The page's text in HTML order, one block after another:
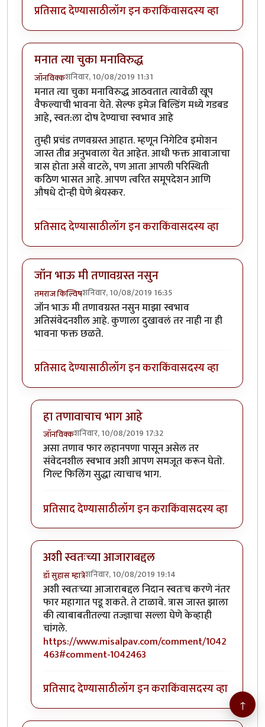
प्रतिसाद देण्यासाठीलॉग इन कराकिंवासदस्य व्हा
मनात त्या चुका मनाविरुद्ध
जॉनविक्कशनिवार, 10/08/2019 11:31
मनात त्या चुका मनाविरुद्ध आठवतात त्यावेळी खूप
वैफल्याची भावना येते. सेल्फ इमेज बिल्डिंग मध्ये गडबड
आहे, स्वत:ला दोष देण्याचा स्वभाव आहे
तुम्ही प्रचंड तणवग्रस्त आहात. म्हणून निगेटिव इमोशन
जास्त तीव्र अनुभवाला येत आहेत. आधी फक्त आवाजाचा
त्रास होता असे वाटले, पण आता आपली परिस्थिती
कठिण भासत आहे. आपण त्वरित समूपदेशन आणि
औषधे दोन्ही घेणे श्रेयस्कर.
प्रतिसाद देण्यासाठीलॉग इन कराकिंवासदस्य व्हा
जॉन भाऊ मी तणावग्रस्त नसुन
तमराज किल्विषशनिवार, 10/08/2019 16:35
जॉन भाऊ मी तणावग्रस्त नसुन माझा स्वभाव
अतिसंवेदनशील आहे. कुणाला दुखावलं तर नाही ना ही
भावना फक्त छळते.
प्रतिसाद देण्यासाठीलॉग इन कराकिंवासदस्य व्हा
हा तणावाचाच भाग आहे
जॉनविक्कशनिवार, 10/08/2019 17:32
In reply toजॉन भाऊ मी तणावग्रस्त नसुनby
असा तणाव फार लहानपणा पासून असेल तर
संवेदनशील स्वभाव अशी आपण समजूत करून घेतो.
गिल्ट फिलिंग सुद्धा त्याचाच भाग.
प्रतिसाद देण्यासाठीलॉग इन कराकिंवासदस्य व्हा
अशी स्वतःच्या आजाराबद्दल
डॉ सुहास म्हात्रेशनिवार, 10/08/2019 19:14
In reply toजॉन भाऊ मी तणावग्रस्त नसुनbyतमराज
अशी स्वतःच्या आजाराबद्दल निदान स्वतःच करणे नंतर
फार महागात पडू शकते. ते टाळावे. त्रास जास्त झाला
की त्याबाबतीतल्या तज्ज्ञाचा सल्ला घेणे केव्हाही
चांगले.
https://www.misalpav.com/comment/1042
463#comment-1042463
प्रतिसाद देण्यासाठीलॉग इन कराकिंवासदस्य व्हा
↑